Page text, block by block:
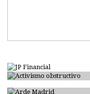
Activismo obstructivo